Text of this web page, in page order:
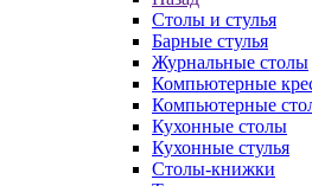
Столы и стулья
Барные стулья
Журнальные столы
Компьютерные
Компьютерные
Кухонные столы
Кухонные стулья
Столы-книжки